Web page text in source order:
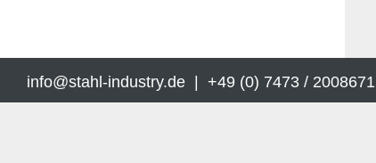
info@stahl-industry.de | +49 (0) 7473 / 2008671